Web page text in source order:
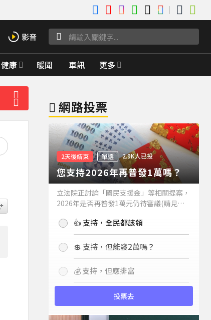
健康 暖聞 車訊 更多
網路投票
2天後結束 單選 2.9K人已投
您支持2026年再普發1萬嗎？
立法院正討論「國民支援金」等相關提案，
2026年是否再普發1萬元仍待審議(請見下
持嗎？👍 支持，全民都該領
💲 支持，但能發2萬嗎？
💰 支持，但應排富
投票去